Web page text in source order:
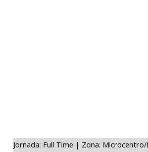
Jornada: Full Time | Zona: